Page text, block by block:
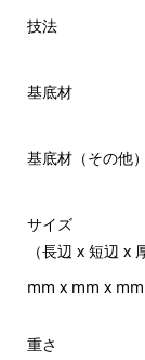
技法
基底材
基底材（その他）
サイズ
（長辺 x 短辺 x
mm x mm x mm
重さ